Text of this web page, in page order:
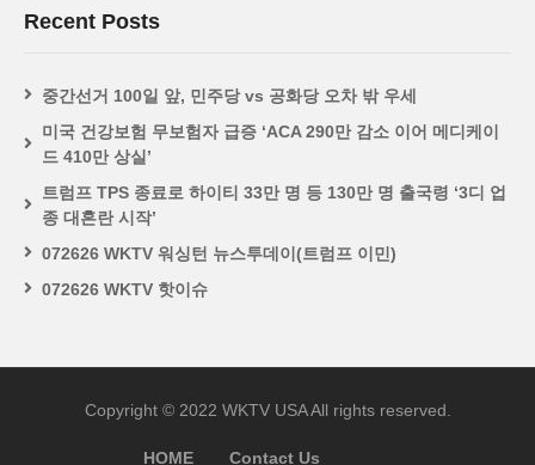
Recent Posts
중간선거 100일 앞, 민주당 vs 공화당 오차 밖 우세
미국 건강보험 무보험자 급증 ‘ACA 290만 감소 이어 메디케이
드 410만 상실’
트럼프 TPS 종료로 하이티 33만 명 등 130만 명 출국령 ‘3디 업
종 대혼란 시작’
072626 WKTV 워싱턴 뉴스투데이(트럼프 이민)
072626 WKTV 핫이슈
Copyright © 2022 WKTV USA All rights reserved.
HOME Contact Us